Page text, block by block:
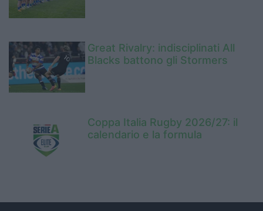
Great Rivalry: indisciplinati All
Blacks battono gli Stormers
Coppa Italia Rugby 2026/27: il
calendario e la formula